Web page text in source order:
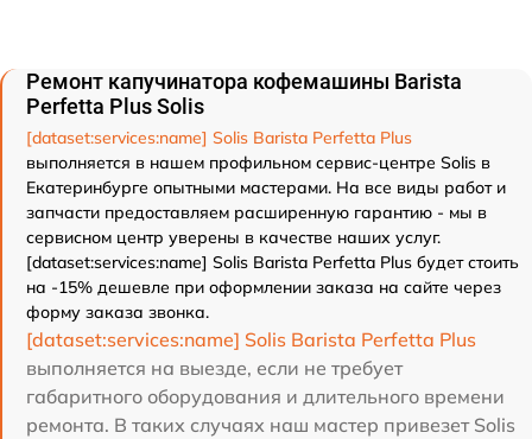
Ремонт капучинатора кофемашины Barista
Perfetta Plus Solis
[dataset:services:name] Solis Barista Perfetta Plus
выполняется в нашем профильном сервис-центре Solis в
Екатеринбурге опытными мастерами. На все виды работ и
запчасти предоставляем расширенную гарантию - мы в
сервисном центр уверены в качестве наших услуг.
[dataset:services:name] Solis Barista Perfetta Plus будет стоить
на -15% дешевле при оформлении заказа на сайте через
форму заказа звонка.
[dataset:services:name] Solis Barista Perfetta Plus
выполняется на выезде, если не требует
габаритного оборудования и длительного времени
ремонта. В таких случаях наш мастер привезет Solis